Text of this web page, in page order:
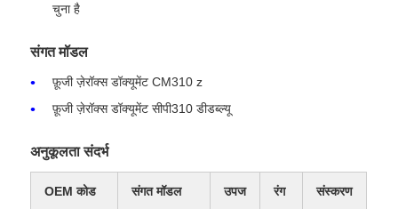
उत्पाद
चुना है
संगत मॉडल
फ़ूजी ज़ेरॉक्स डॉक्यूमेंट CM310 z
फ़ूजी ज़ेरॉक्स डॉक्यूमेंट सीपी310 डीडब्ल्यू
अनुकूलता संदर्भ
OEM कोड संगत मॉडल उपज रंग संस्करण